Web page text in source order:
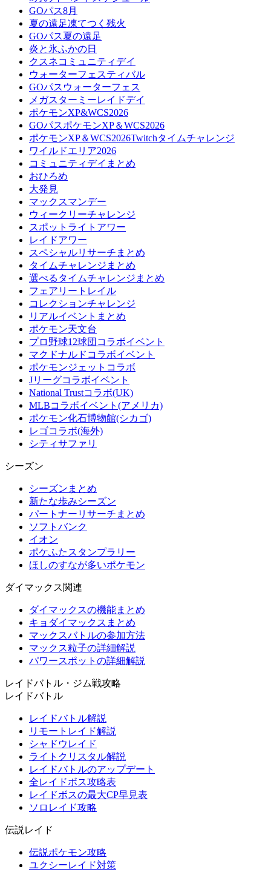
GOパス8月
夏の遠足凍てつく残火
GOパス夏の遠足
炎と氷ふかの日
クスネコミュニティデイ
ウォーターフェスティバル
GOパスウォーターフェス
メガスターミーレイドデイ
ポケモンXP&WCS2026
GOパスポケモンXP＆WCS2026
ポケモンXP＆WCS2026Twitchタイムチャレンジ
ワイルドエリア2026
コミュニティデイまとめ
おひろめ
大発見
マックスマンデー
ウィークリーチャレンジ
スポットライトアワー
レイドアワー
スペシャルリサーチまとめ
タイムチャレンジまとめ
選べるタイムチャレンジまとめ
フェアリートレイル
コレクションチャレンジ
リアルイベントまとめ
ポケモン天文台
プロ野球12球団コラボイベント
マクドナルドコラボイベント
ポケモンジェットコラボ
Jリーグコラボイベント
National Trustコラボ(UK)
MLBコラボイベント(アメリカ)
ポケモン化石博物館(シカゴ)
レゴコラボ(海外)
シティサファリ
シーズン
シーズンまとめ
新たな歩みシーズン
パートナーリサーチまとめ
ソフトバンク
イオン
ポケふたスタンプラリー
ほしのすなが多いポケモン
ダイマックス関連
ダイマックスの機能まとめ
キョダイマックスまとめ
マックスバトルの参加方法
マックス粒子の詳細解説
パワースポットの詳細解説
レイドバトル・ジム戦攻略
レイドバトル
レイドバトル解説
リモートレイド解説
シャドウレイド
ライトクリスタル解説
レイドバトルのアップデート
全レイドボス攻略表
レイドボスの最大CP早見表
ソロレイド攻略
伝説レイド
伝説ポケモン攻略
ユクシーレイド対策